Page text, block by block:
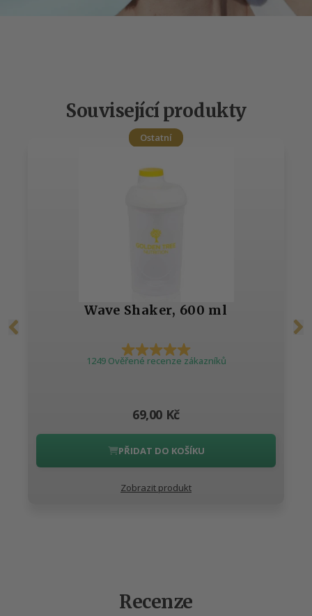
Související produkty
Ostatní
Wave Shaker, 600 ml
1249 Ověřené recenze zákazníků
69,00 Kč
PŘIDAT DO KOŠÍKU
Zobrazit produkt
Recenze